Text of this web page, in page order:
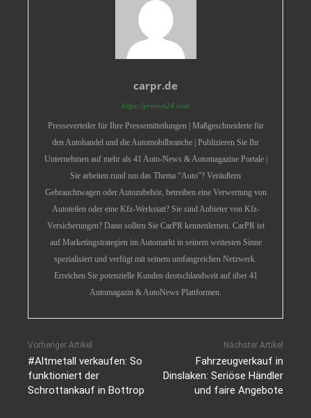
carpr.de
https://prnews24.com
Presseverteiler für Ihre Pressemitteilungen | Maßgeschneiderte für
den Autohandel und die Automobilbranche | Publizieren Sie Ihr
Unternehmen auf mehr als 41 Auto-News & Automagazine Portale |
Sie arbeiten rund um das Thema “Auto”? Veräußern
Gebrauchtwagen oder Autozubehör, betreiben eine Verwertung von
Autoteilen oder eine Kfz-Werkstatt? Sie sind Anbieter von Kfz-
Versicherungen? Dann sollten Sie CarPR kennenlernen. CarPR ist
auf Marketingstrategien im Automarkt in seinem weitesten Sinne
spezialisiert und verfügt mit seinem umfangreichen Netzwerk.
Erreichen Sie potenzielle Kunden deutschlandweit auf über 41
Automagazin & AutoNews Plattformen.
Vorheriger Artikel
#Altmetall verkaufen: So
funktioniert der
Schrottankauf in Bottrop
Nächster Artikel
Fahrzeugverkauf in
Dinslaken: Seriöse Händler
und faire Angebote